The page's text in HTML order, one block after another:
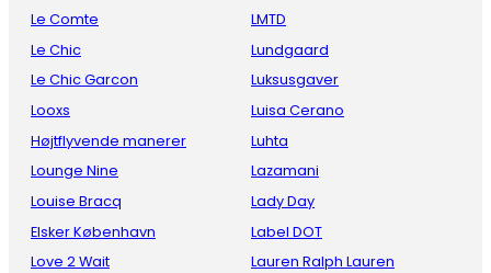
Le Comte
Le Chic
Le Chic Garcon
Looxs
Højtflyvende manerer
Lounge Nine
Louise Bracq
Elsker København
Love 2 Wait
LMTD
Lundgaard
Luksusgaver
Luisa Cerano
Luhta
Lazamani
Lady Day
Label DOT
Lauren Ralph Lauren